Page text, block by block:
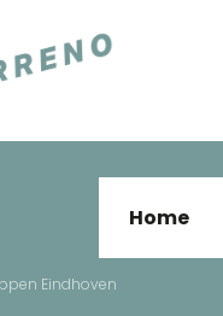
renovatie
Home
Eindhoven